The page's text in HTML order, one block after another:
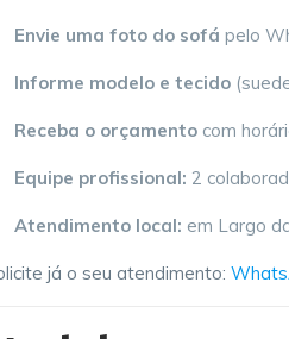
Envie uma foto do sofá pelo
Informe modelo e tecido
Receba o orçamentocom
Equipe profissional: 2
Atendimento local: em Largo
já o seu atendimento: